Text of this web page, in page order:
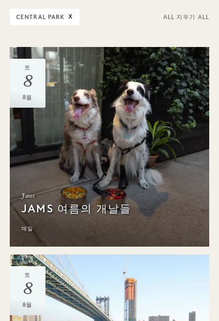
CENTRAL PARK X ALL 지우기 ALL
토
8
8월
Jams
JAMS 여름의 개날들
매일
토
8
8월